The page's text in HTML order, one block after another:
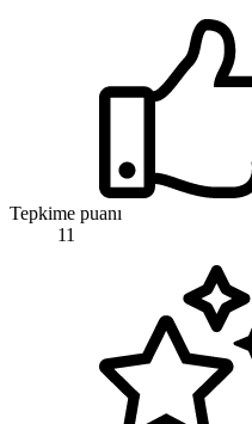
Tepkime puanı
11